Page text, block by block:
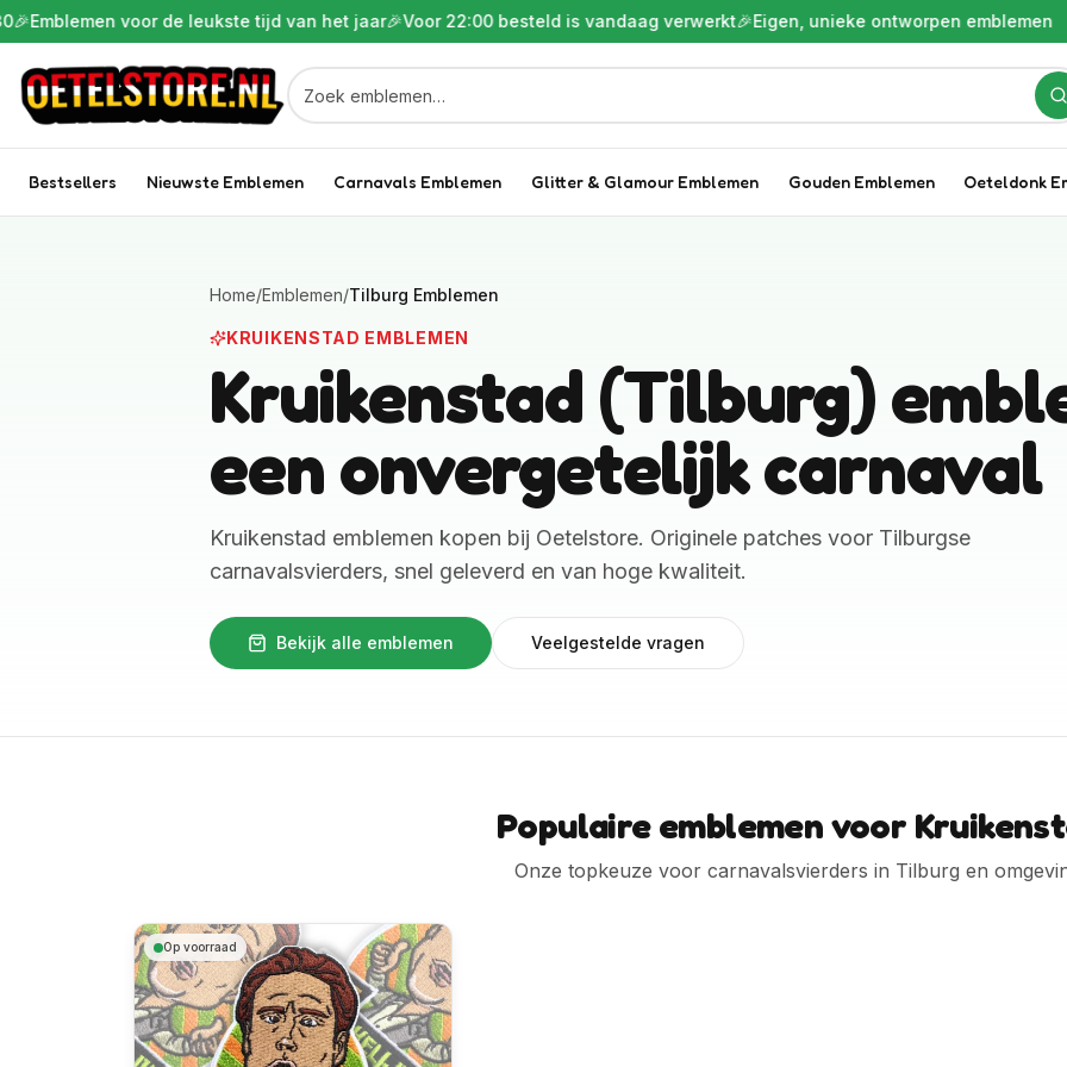
voor de leukste tijd van het jaar🎉Voor 22:00 besteld is vandaag verwerkt🎉Eigen, unieke ontworpen emblemen
Bestsellers Nieuwste Emblemen Carnavals Emblemen Glitter & Glamour Emblemen Gouden Emblemen Oeteldonk
Home/Emblemen/Tilburg Emblemen
KRUIKENSTAD EMBLEMEN
Kruikenstad (Tilburg)
een onvergetelijk carnaval
Kruikenstad emblemen kopen bij Oetelstore. Originele patches voor Tilburgse
carnavalsvierders, snel geleverd en van hoge kwaliteit.
Bekijk alle emblemen Veelgestelde vragen
Populaire emblemen voor
Onze topkeuze voor carnavalsvierders in Tilburg en
Op voorraad